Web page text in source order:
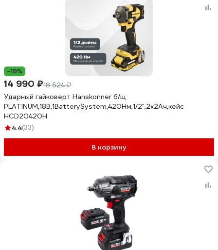
-19%
14 990 ₽18 524 ₽
Ударный гайковерт Hanskonner б/щ
PLATINUM,18В,1BatterySystem,420Нм,1/2",2x2Ач,кейс
HCD20420H
4.4(33)
В корзину